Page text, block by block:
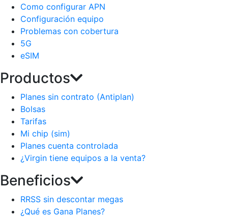
Como configurar APN
Configuración equipo
Problemas con cobertura
5G
eSIM
Productos
Planes sin contrato (Antiplan)
Bolsas
Tarifas
Mi chip (sim)
Planes cuenta controlada
¿Virgin tiene equipos a la venta?
Beneficios
RRSS sin descontar megas
¿Qué es Gana Planes?